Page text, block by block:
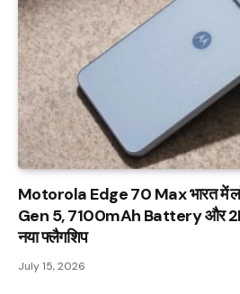
Motorola Edge 70 Max भारत में
Gen 5, 7100mAh Battery और
नया फ्लैगशिप
July 15, 2026